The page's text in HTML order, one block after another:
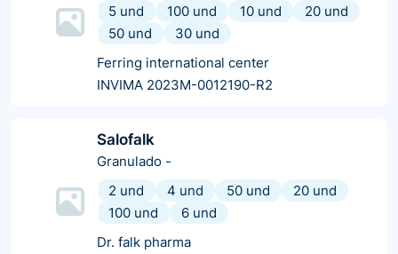
5 und
100 und 10 und
20 und
50 und
30 und
Ferring international center
INVIMA 2023M-0012190-R2
Salofalk
Granulado -
2 und
4 und 50 und
20 und
100 und
6 und
Dr. falk pharma